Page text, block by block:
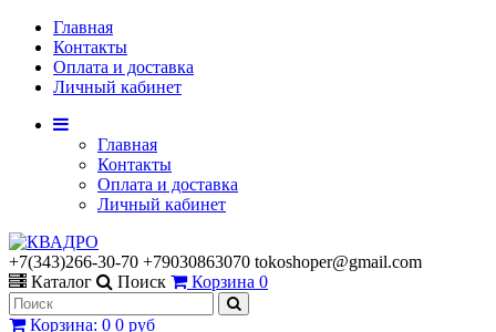
Главная
Контакты
Оплата и доставка
Личный кабинет
Главная
Контакты
Оплата и доставка
Личный кабинет
+7(343)266-30-70 +79030863070 tokoshoper@gmail.com
Каталог
Поиск Корзина 0
Корзина: 0 0 руб